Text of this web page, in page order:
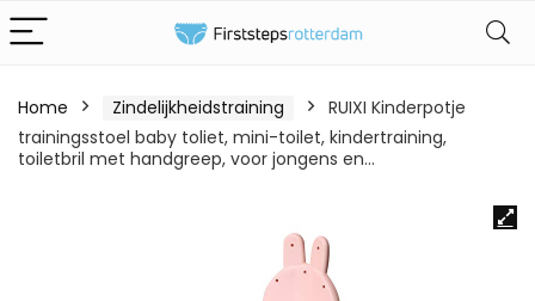
Home Zindelijkheidstraining
RUIXI Kinderpotje
trainingsstoel baby toliet, mini-toilet, kindertraining,
toiletbril met handgreep, voor jongens en…